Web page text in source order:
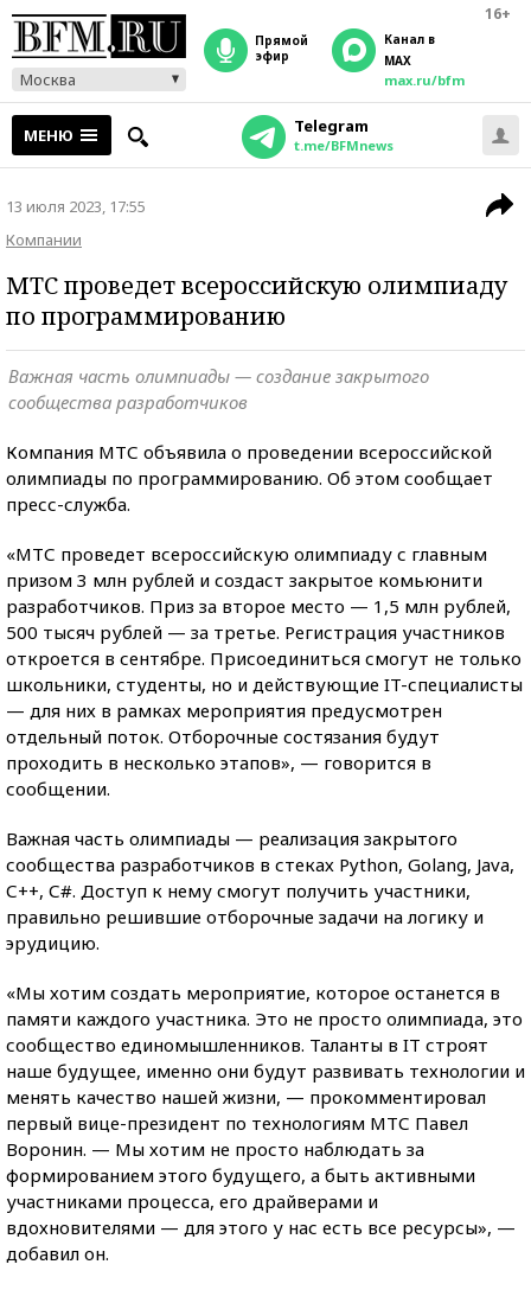
16+
Москва
прямой
эфир
Канал в
MAX
max.ru/bfm
МЕНЮ Telegram
t.me/BFMnews
13 июля 2023, 17:55
Компании
МТС проведет всероссийскую олимпиаду
по программированию
Важная часть олимпиады — создание закрытого
сообщества разработчиков
Компания МТС объявила о проведении всероссийской
олимпиады по программированию. Об этом сообщает
пресс-служба.
«МТС проведет всероссийскую олимпиаду с главным
призом 3 млн рублей и создаст закрытое комьюнити
разработчиков. Приз за второе место — 1,5 млн рублей,
500 тысяч рублей — за третье. Регистрация участников
откроется в сентябре. Присоединиться смогут не только
школьники, студенты, но и действующие IT-специалисты
— для них в рамках мероприятия предусмотрен
отдельный поток. Отборочные состязания будут
проходить в несколько этапов», — говорится в
сообщении.
Важная часть олимпиады — реализация закрытого
сообщества разработчиков в стеках Python, Golang, Java,
С++, С#. Доступ к нему смогут получить участники,
правильно решившие отборочные задачи на логику и
эрудицию.
«Мы хотим создать мероприятие, которое останется в
памяти каждого участника. Это не просто олимпиада, это
сообщество единомышленников. Таланты в IT строят
наше будущее, именно они будут развивать технологии и
менять качество нашей жизни, — прокомментировал
первый вице-президент по технологиям МТС Павел
Воронин. — Мы хотим не просто наблюдать за
формированием этого будущего, а быть активными
участниками процесса, его драйверами и
вдохновителями — для этого у нас есть все ресурсы», —
добавил он.